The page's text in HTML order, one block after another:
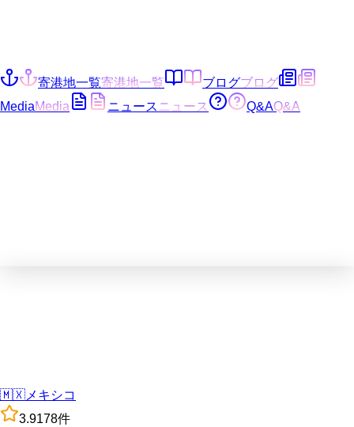
寄港地一覧寄港地一覧 ブログブログ
MediaMedia ニュース ニュース Q&AQ&A
🇲🇽 メキシコ
3.9178件